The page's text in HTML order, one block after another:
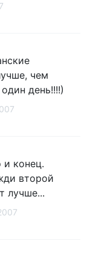
чем
день!!!!)
и конец.
второй
лучше...